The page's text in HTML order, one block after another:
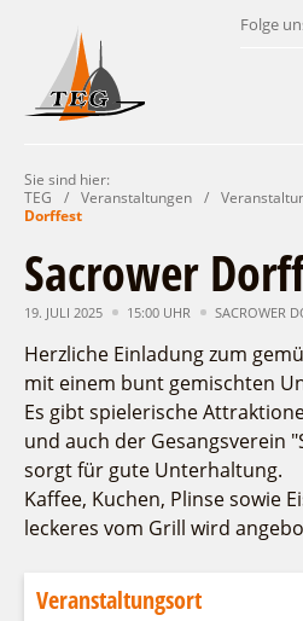
Folge
Start Kontakt
Urlaub im Leichhardt Land
Reisegebiet
Freizeit und Erholung
Auf & im Wasser
Per Rad
Zu Fuß
Aktiverlebnisse
Sehenswertes
Naturlehrpfad Ludwig
Buchbare Angebote
Individuell
Touristinformationen
Ludwig Leichhardt
Unterkünfte finden
Gastgeberverzeichnis
Gastronomie
Camping
Ferienhaus- und
Leichhardt“
Spreewälder Seecamping
Campingplatz am
Veranstaltungen
Veranstaltungskalender
Veranstaltungshöhepunkte
Wirtschaftsförderung
Sie sind hier:
TEG
/ Veranstaltungen /
Dorffest
Sacrower
19. JULI 2025 15:00 UHR SACROWER
Herzliche Einladung zum
mit einem bunt gemischten
Es gibt spielerische
und auch der Gesangsverein
sorgt für gute Unterhaltung.
Kaffee, Kuchen, Plinse sowie
leckeres vom Grill wird
Veranstaltungsort